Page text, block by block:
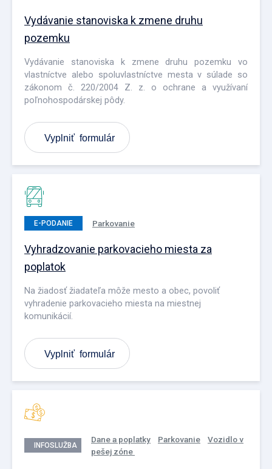
Vydávanie stanoviska k zmene druhu
pozemku
Vydávanie stanoviska k zmene druhu pozemku vo
vlastníctve alebo spoluvlastníctve mesta v súlade so
zákonom č. 220/2004 Z. z. o ochrane a využívaní
poľnohospodárskej pôdy.
Vyplniť formulár
E-PODANIE Parkovanie
Vyhradzovanie parkovacieho miesta za
poplatok
Na žiadosť žiadateľa môže mesto a obec, povoliť
vyhradenie parkovacieho miesta na miestnej
komunikácií.
Vyplniť formulár
INFOSLUŽBA
Dane a poplatky Parkovanie
Vozidlo v
pešej zóne